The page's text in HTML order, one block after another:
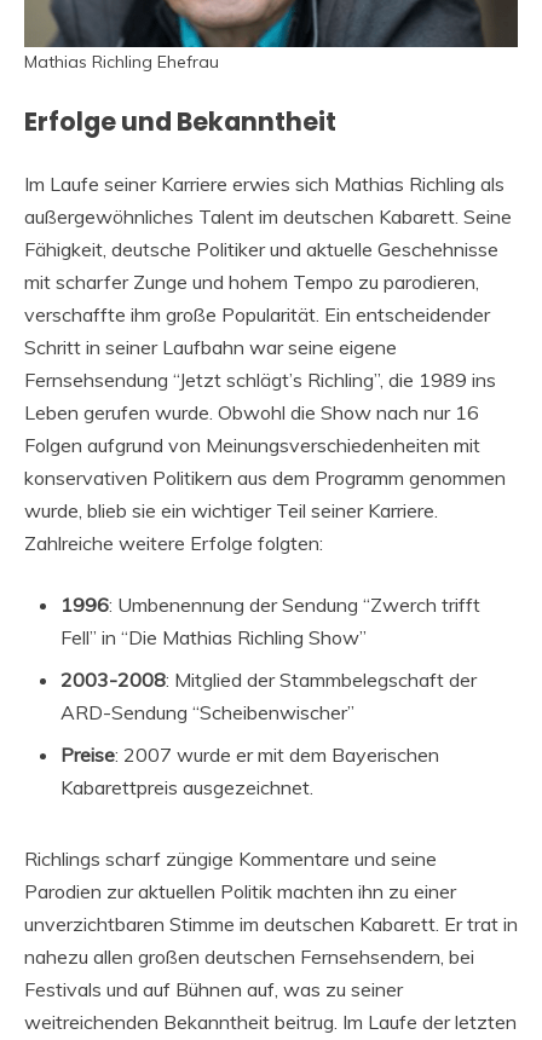
Mathias Richling Ehefrau
Erfolge und Bekanntheit
Im Laufe seiner Karriere erwies sich Mathias Richling als
außergewöhnliches Talent im deutschen Kabarett. Seine
Fähigkeit, deutsche Politiker und aktuelle Geschehnisse
mit scharfer Zunge und hohem Tempo zu parodieren,
verschaffte ihm große Popularität. Ein entscheidender
Schritt in seiner Laufbahn war seine eigene
Fernsehsendung “Jetzt schlägt’s Richling”, die 1989 ins
Leben gerufen wurde. Obwohl die Show nach nur 16
Folgen aufgrund von Meinungsverschiedenheiten mit
konservativen Politikern aus dem Programm genommen
wurde, blieb sie ein wichtiger Teil seiner Karriere.
Zahlreiche weitere Erfolge folgten:
1996: Umbenennung der Sendung “Zwerch trifft
Fell” in “Die Mathias Richling Show”
2003-2008: Mitglied der Stammbelegschaft der
ARD-Sendung “Scheibenwischer”
Preise: 2007 wurde er mit dem Bayerischen
Kabarettpreis ausgezeichnet.
Richlings scharf züngige Kommentare und seine
Parodien zur aktuellen Politik machten ihn zu einer
unverzichtbaren Stimme im deutschen Kabarett. Er trat in
nahezu allen großen deutschen Fernsehsendern, bei
Festivals und auf Bühnen auf, was zu seiner
weitreichenden Bekanntheit beitrug. Im Laufe der letzten